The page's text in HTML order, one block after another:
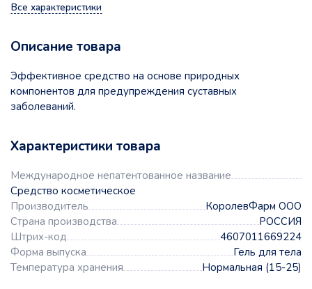
Все характеристики
Описание товара
Эффективное средство на основе природных
компонентов для предупреждения суставных
заболеваний.
Характеристики товара
Международное непатентованное название
Средство косметическое
Производитель
КоролевФарм ООО
Страна производства
РОССИЯ
Штрих-код
4607011669224
Форма выпуска
Гель для тела
Температура хранения
Нормальная (15-25)